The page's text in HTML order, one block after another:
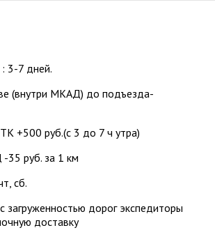
: 3-7 дней.
(внутри МКАД) до подъезда-
+500 руб.(с 3 до 7 ч утра)
35 руб. за 1 км
сб.
загруженностью дорог экспедиторы
доставку